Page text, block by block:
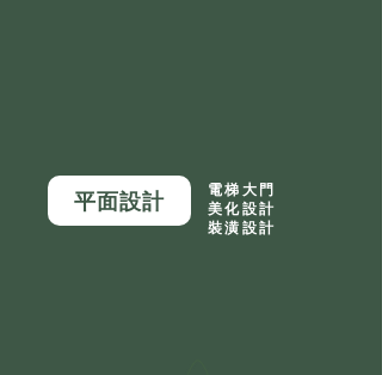
平面設計
電梯大門
美化設計
裝潢設計